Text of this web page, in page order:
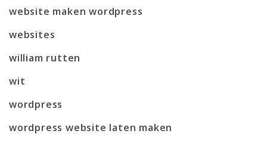
website maken wordpress
websites
william rutten
wit
wordpress
wordpress website laten maken